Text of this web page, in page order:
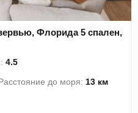
Флорида 5 спален,
4.5
до моря:13 км